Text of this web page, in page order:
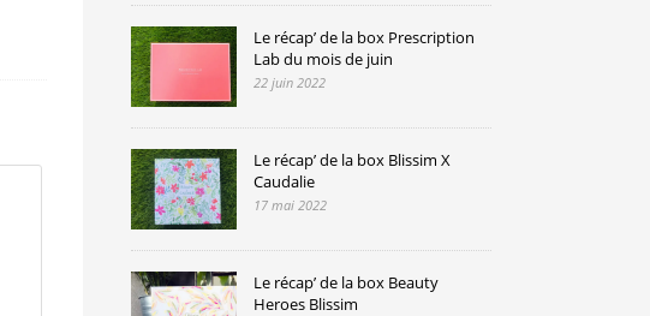
Le récap’ de la box Prescription
Lab du mois de juin
22 juin 2022
Le récap’ de la box Blissim X
Caudalie
17 mai 2022
Le récap’ de la box Beauty
Heroes Blissim